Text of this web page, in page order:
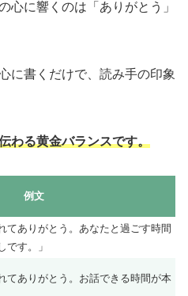
心に響くのは「ありがとう」
に書くだけで、読み手の印象
わる黄金バランスです。
例文
てありがとう。あなたと過ごす時間
です。」
てありがとう。お話できる時間が本